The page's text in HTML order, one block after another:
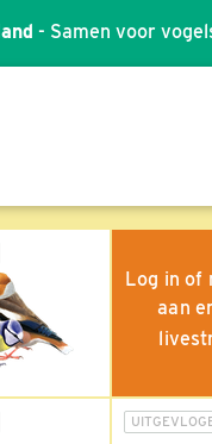
- Samen voor
Log in of
aan